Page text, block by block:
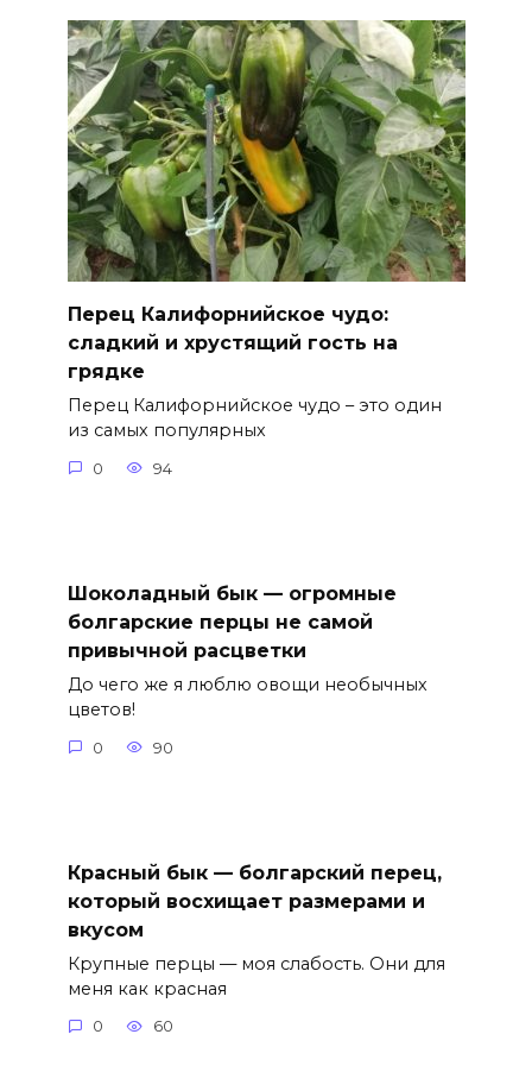
Перец Калифорнийское чудо:
сладкий и хрустящий гость на
грядке
Перец Калифорнийское чудо – это один
из самых популярных
0 94
Шоколадный бык — огромные
болгарские перцы не самой
привычной расцветки
До чего же я люблю овощи необычных
цветов!
0 90
Красный бык — болгарский перец,
который восхищает размерами и
вкусом
Крупные перцы — моя слабость. Они для
меня как красная
0 60